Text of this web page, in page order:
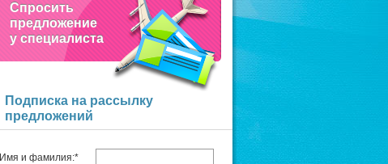
Спросить
предложение
у специалиста
Подписка на рассылку
предложений
Имя и фамилия:*